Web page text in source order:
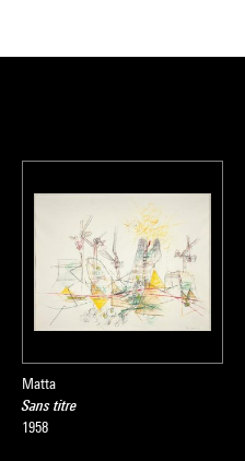
Matta
Sans titre
1958